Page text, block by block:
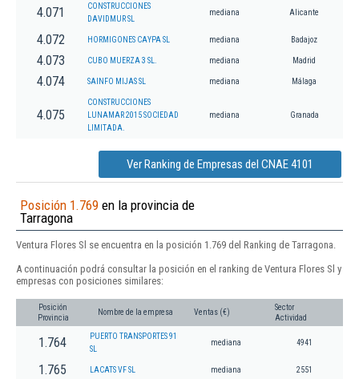
4.071
CONSTRUCCIONES
DAVIDMUR SL
mediana Alicante
4.072 HORMIGONES CAYPA SL mediana Badajoz
4.073 CUBO MUERZA 3 SL. mediana Madrid
4.074 SAINFO MIJAS SL mediana Málaga
4.075
CONSTRUCCIONES
LUNAMAR 2015 SOCIEDAD
LIMITADA.
mediana Granada
Ver Ranking de Empresas del CNAE 4101
Posición 1.769 en la provincia de
Tarragona
Ventura Flores Sl se encuentra en la posición 1.769 del Ranking de Tarragona.
A continuación podrá consultar la posición en el ranking de Ventura Flores Sl y
empresas con posiciones similares:
Posición
Provincia
Nombre de la empresa Ventas (€)
Sector
Actividad
1.764
PUERTO TRANSPORTES 91
SL
mediana 4941
1.765 LACATS VF SL mediana 2551